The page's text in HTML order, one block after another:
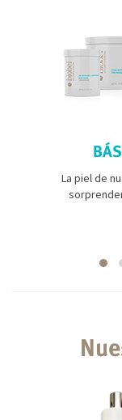
La piel de